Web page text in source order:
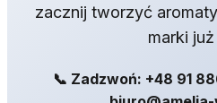
zacznij tworzyć
marki
📞 Zadzwoń: +48 91